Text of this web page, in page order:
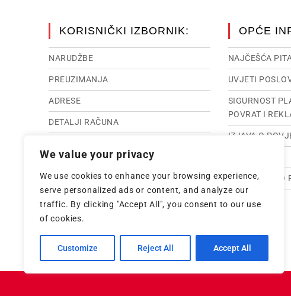
We value your privacy
We use cookies to enhance your browsing experience,
serve personalized ads or content, and analyze our
traffic. By clicking "Accept All", you consent to our use
of cookies.
Customize Reject All Accept All
KORISNIČKI IZBORNIK:
NARUDŽBE
PREUZIMANJA
ADRESE
DETALJI RAČUNA
OPĆE
NAJČEŠĆA
UVJETI
SIGURNOST
POVRAT I
IZJAVA O
INTERNETSKO